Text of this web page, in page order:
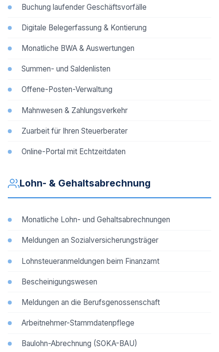
Buchung laufender Geschäftsvorfälle
Digitale Belegerfassung & Kontierung
Monatliche BWA & Auswertungen
Summen- und Saldenlisten
Offene-Posten-Verwaltung
Mahnwesen & Zahlungsverkehr
Zuarbeit für Ihren Steuerberater
Online-Portal mit Echtzeitdaten
Lohn- & Gehaltsabrechnung
Monatliche Lohn- und Gehaltsabrechnungen
Meldungen an Sozialversicherungsträger
Lohnsteueranmeldungen beim Finanzamt
Bescheinigungswesen
Meldungen an die Berufsgenossenschaft
Arbeitnehmer-Stammdatenpflege
Baulohn-Abrechnung (SOKA-BAU)